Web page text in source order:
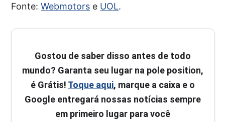
Fonte:Webmotors e UOL.
Gostou de saber disso antes de todo
mundo? Garanta seu lugar na pole position,
é Grátis! Toque aqui, marque a caixa e o
Google entregará nossas notícias sempre
em primeiro lugar para você